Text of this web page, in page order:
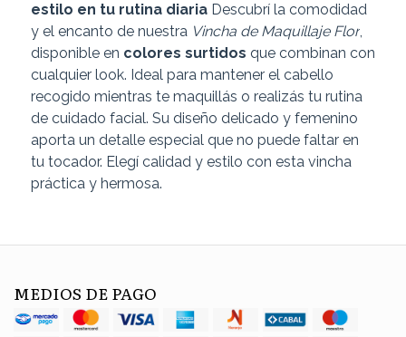
estilo en tu rutina diariaDescubrí la comodidad
y el encanto de nuestra Vincha de Maquillaje Flor,
disponible en colores surtidos que combinan con
cualquier look. Ideal para mantener el cabello
recogido mientras te maquillás o realizás tu rutina
de cuidado facial. Su diseño delicado y femenino
aporta un detalle especial que no puede faltar en
tu tocador. Elegí calidad y estilo con esta vincha
práctica y hermosa.
MEDIOS DE PAGO